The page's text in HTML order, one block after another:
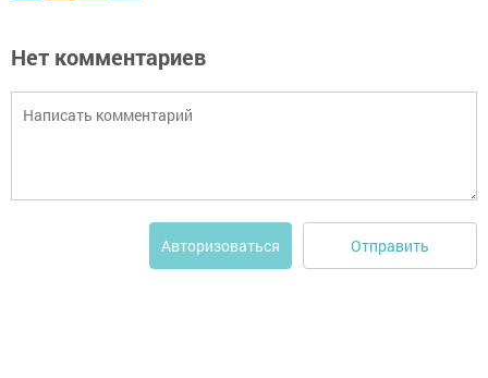
Нет комментариев
Авторизоваться Отправить